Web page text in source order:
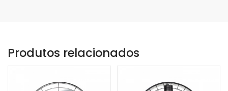
Produtos relacionados